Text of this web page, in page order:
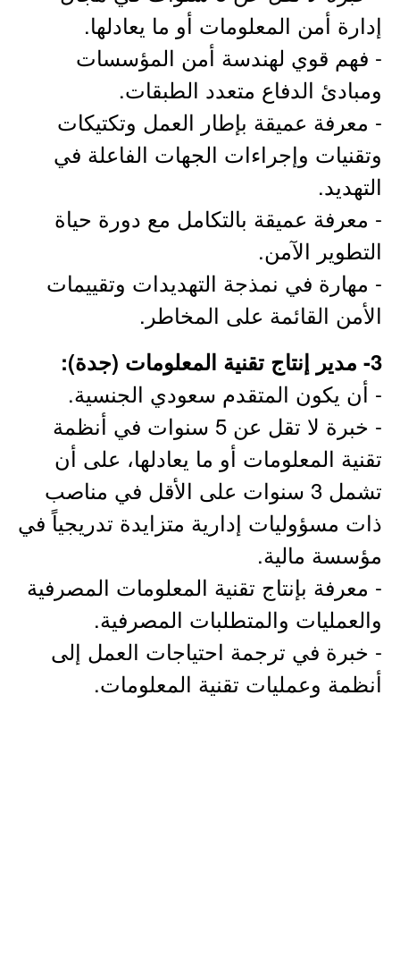
إدارة أمن المعلومات أو ما يعادلها.
- فهم قوي لهندسة أمن المؤسسات
ومبادئ الدفاع متعدد الطبقات.
- معرفة عميقة بإطار العمل وتكتيكات
وتقنيات وإجراءات الجهات الفاعلة في
التهديد.
- معرفة عميقة بالتكامل مع دورة حياة
التطوير الآمن.
- مهارة في نمذجة التهديدات وتقييمات
الأمن القائمة على المخاطر.
3- مدير إنتاج تقنية المعلومات (جدة):
- أن يكون المتقدم سعودي الجنسية.
- خبرة لا تقل عن 5 سنوات في أنظمة
تقنية المعلومات أو ما يعادلها، على أن
تشمل 3 سنوات على الأقل في مناصب
ذات مسؤوليات إدارية متزايدة تدريجياً في
مؤسسة مالية.
- معرفة بإنتاج تقنية المعلومات المصرفية
والعمليات والمتطلبات المصرفية.
- خبرة في ترجمة احتياجات العمل إلى
أنظمة وعمليات تقنية المعلومات.